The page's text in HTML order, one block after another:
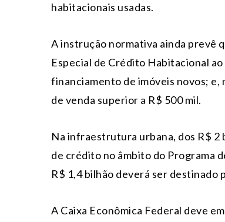
habitacionais usadas.
A instrução normativa ainda prevê
Especial de Crédito Habitacional
financiamento de imóveis novos; e,
de venda superior a R$ 500 mil.
Na infraestrutura urbana, dos R$ 2
de crédito no âmbito do Programa
R$ 1,4 bilhão deverá ser destinado
A Caixa Econômica Federal deve